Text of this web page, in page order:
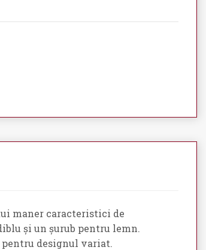
maner caracteristici de
și un șurub pentru lemn.
pentru designul variat.